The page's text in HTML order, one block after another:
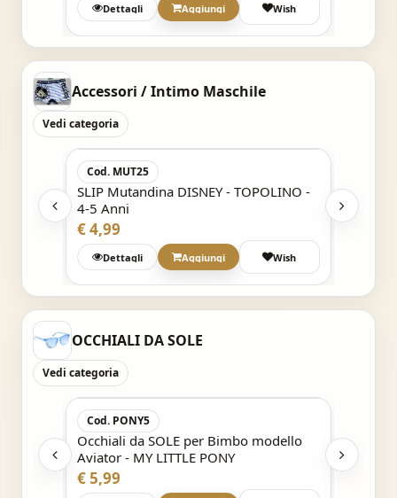
Dettagli Aggiungi Wish
Accessori / Intimo Maschile
Vedi categoria
Cod. MUT25
SLIP Mutandina DISNEY - TOPOLINO -
4-5 Anni
€ 4,99
Dettagli Aggiungi Wish
OCCHIALI DA SOLE
Vedi categoria
Cod. PONY5
Occhiali da SOLE per Bimbo modello
Aviator - MY LITTLE PONY
€ 5,99